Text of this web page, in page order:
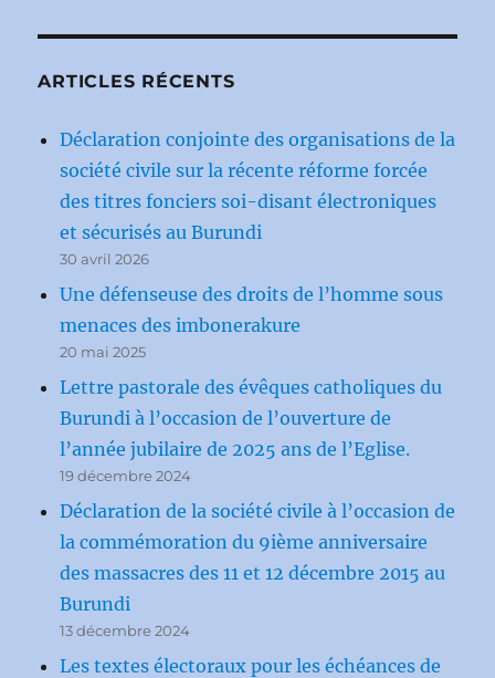
ARTICLES RÉCENTS
Déclaration conjointe des organisations de la
société civile sur la récente réforme forcée
des titres fonciers soi-disant électroniques
et sécurisés au Burundi
30 avril 2026
Une défenseuse des droits de l’homme sous
menaces des imbonerakure
20 mai 2025
Lettre pastorale des évêques catholiques du
Burundi à l’occasion de l’ouverture de
l’année jubilaire de 2025 ans de l’Eglise.
19 décembre 2024
Déclaration de la société civile à l’occasion de
la commémoration du 9ième anniversaire
des massacres des 11 et 12 décembre 2015 au
Burundi
13 décembre 2024
Les textes électoraux pour les échéances de